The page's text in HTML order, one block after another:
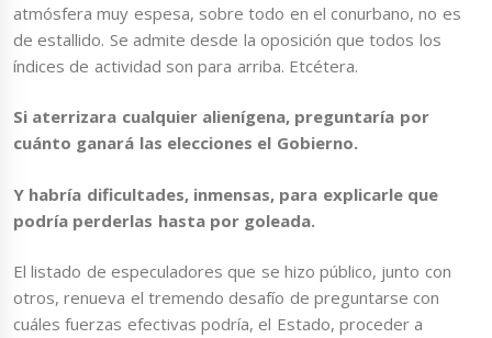
atmósfera muy espesa, sobre todo en el conurbano, no es
de estallido. Se admite desde la oposición que todos los
índices de actividad son para arriba. Etcétera.
Si aterrizara cualquier alienígena, preguntaría por
cuánto ganará las elecciones el Gobierno.
Y habría dificultades, inmensas, para explicarle que
podría perderlas hasta por goleada.
El listado de especuladores que se hizo público, junto con
otros, renueva el tremendo desafío de preguntarse con
cuáles fuerzas efectivas podría, el Estado, proceder a